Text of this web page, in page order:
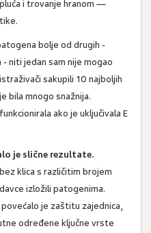
i trovanje hranom —
bolje od drugih -
- niti jedan sam nije mogao
sakupili 10 najboljih
bila mnogo snažnija.
ako je uključivala E
je slične rezultate.
klica s različitim brojem
izložili patogenima.
je zaštitu zajednica,
određene ključne vrste